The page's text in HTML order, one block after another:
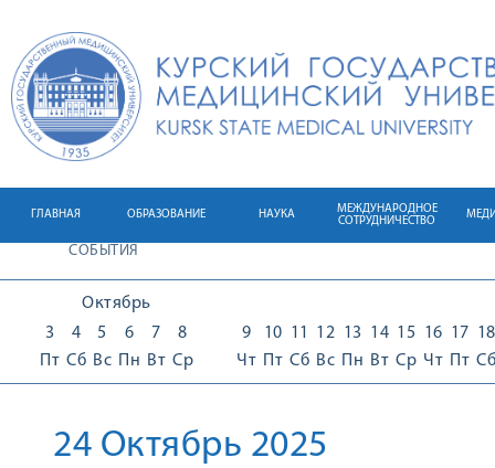
ГЛАВНАЯ ОБРАЗОВАНИЕ НАУКА
МЕЖДУНАРОДНОЕ
СОТРУДНИЧЕСТВО
СОБЫТИЯ
Октябрь
3
Пт
4
Сб
5
Вс
6
Пн
7
Вт
8
Ср
9
Чт
10
Пт
11
Сб
12
Вс
13
Пн
14
Вт
15
Ср
16
Чт
17
Пт
18
Сб
24 Октябрь 2025